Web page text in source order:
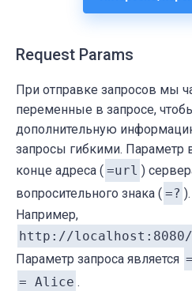
Request Params
При отправке запросов мы
переменные в запросе,
дополнительную
запросы гибкими. Параметр
конце адреса ( =url )
вопросительного знака ( =? ).
Например,
http://localhost:8080/
Параметр запроса является
= Alice .